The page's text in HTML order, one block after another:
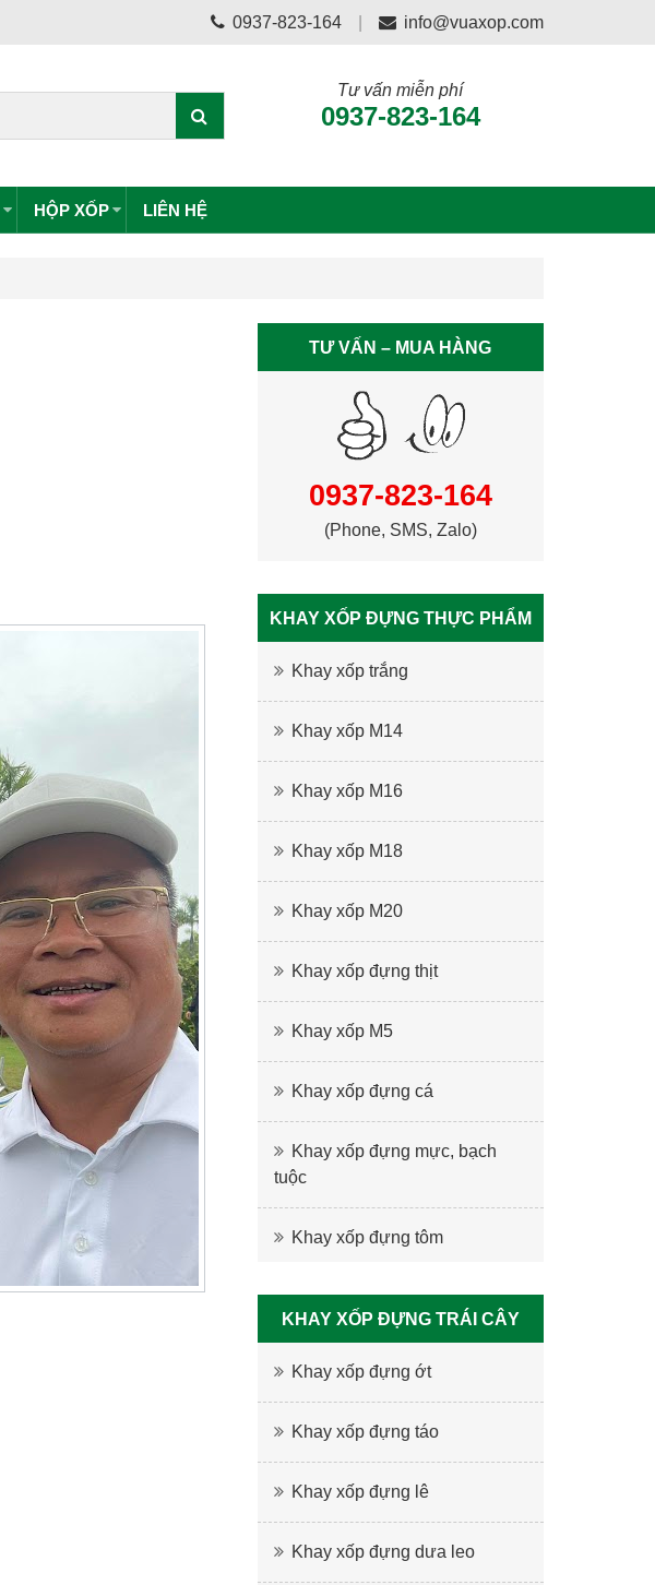
0937-823-164 info@vuaxop.com
Tư vấn miễn phí
0937-823-164
HỘP XỐP LIÊN HỆ
TƯ VẤN – MUA HÀNG
0937-823-164
(Phone, SMS, Zalo)
KHAY XỐP ĐỰNG THỰC PHẨM
Khay xốp trắng
Khay xốp M14
Khay xốp M16
Khay xốp M18
Khay xốp M20
Khay xốp đựng thịt
Khay xốp M5
Khay xốp đựng cá
Khay xốp đựng mực, bạch
tuộc
Khay xốp đựng tôm
KHAY XỐP ĐỰNG TRÁI CÂY
Khay xốp đựng ớt
Khay xốp đựng táo
Khay xốp đựng lê
Khay xốp đựng dưa leo